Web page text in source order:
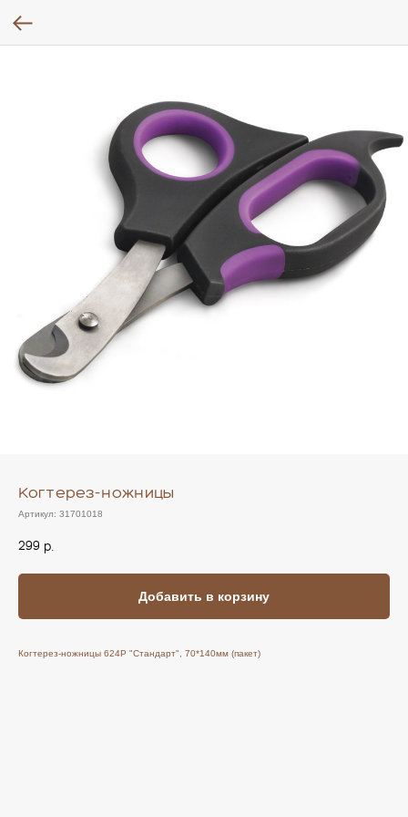
Когтерез-ножницы
Артикул: 31701018
299 р.
Добавить в корзину
Когтерез-ножницы 624P "Стандарт", 70*140мм (пакет)